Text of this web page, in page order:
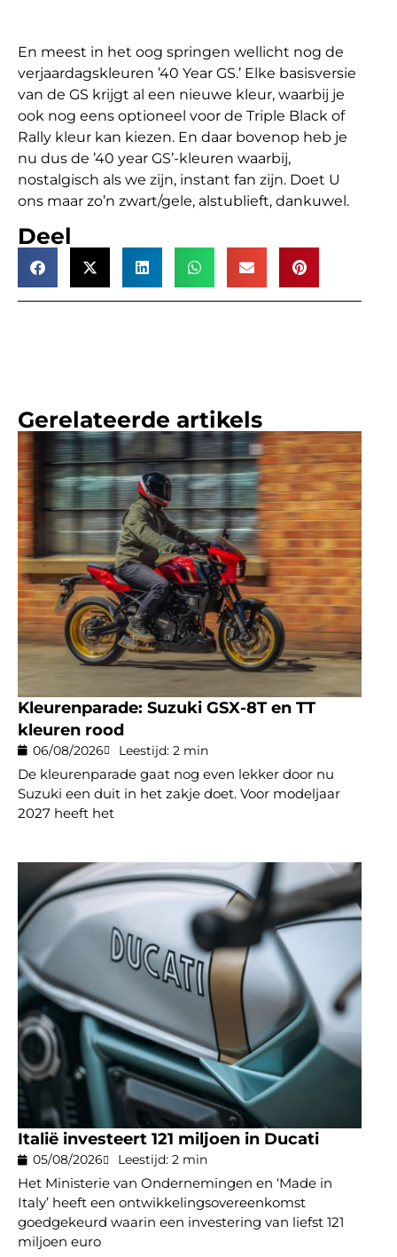
En meest in het oog springen wellicht nog de
verjaardagskleuren ’40 Year GS.’ Elke basisversie
van de GS krijgt al een nieuwe kleur, waarbij je
ook nog eens optioneel voor de Triple Black of
Rally kleur kan kiezen. En daar bovenop heb je
nu dus de ’40 year GS’-kleuren waarbij,
nostalgisch als we zijn, instant fan zijn. Doet U
ons maar zo’n zwart/gele, alstublieft, dankuwel.
Deel
Gerelateerde artikels
Kleurenparade: Suzuki GSX-8T en TT
kleuren rood
06/08/2026 Leestijd: 2 min
De kleurenparade gaat nog even lekker door nu
Suzuki een duit in het zakje doet. Voor modeljaar
2027 heeft het
Italië investeert 121 miljoen in Ducati
05/08/2026 Leestijd: 2 min
Het Ministerie van Ondernemingen en ‘Made in
Italy’ heeft een ontwikkelingsovereenkomst
goedgekeurd waarin een investering van liefst 121
miljoen euro